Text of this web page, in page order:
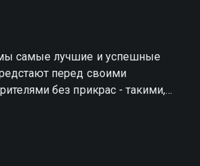
самые лучшие и успешные
перед своими
без прикрас - такими,
раскрывают свое "я" и свой путь
84 сезон сериала Близкая
совершенно бесплатно в